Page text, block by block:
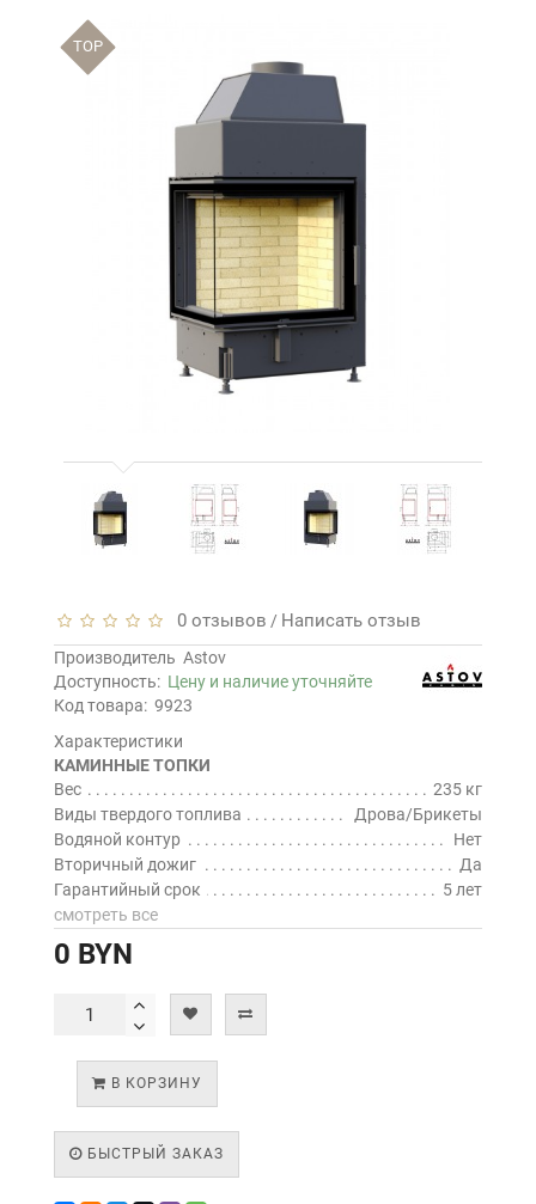
TOP
0 отзывов / Написать отзыв
Производитель Astov
Доступность: Цену и наличие уточняйте
Код товара: 9923
Характеристики
КАМИННЫЕ ТОПКИ
Вес
235 кг
Виды твердого топлива
Дрова/Брикеты
Водяной контур
Нет
Вторичный дожиг
Да
Гарантийный срок
5 лет
смотреть все
0 BYN
В КОРЗИНУ
БЫСТРЫЙ ЗАКАЗ